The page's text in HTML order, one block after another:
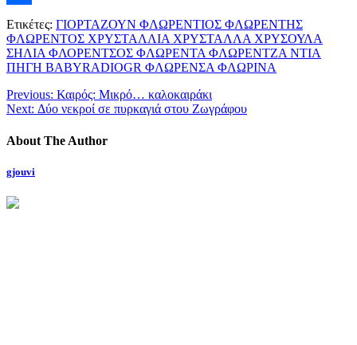
Μοιραστείτε
Ετικέτες: ΓΙΟΡΤΑΖΟΥΝ ΦΛΩΡΕΝΤΙΟΣ ΦΛΩΡΕΝΤΗΣ
ΦΛΩΡΕΝΤΟΣ ΧΡΥΣΤΑΛΛΙΑ ΧΡΥΣΤΑΛΛΑ ΧΡΥΣΟΥΛΑ
ΣΗΛΙΑ ΦΛΟΡΕΝΤΣΟΣ ΦΛΩΡΕΝΤΑ ΦΛΩΡΕΝΤΖΑ ΝΤΙΑ
ΠΗΓΗ BABYRADIOGR ΦΛΩΡΕΝΣΑ ΦΛΩΡΙΝΑ
Previous: Καιρός: Μικρό… καλοκαιράκι
Next: Δύο νεκροί σε πυρκαγιά στου Ζωγράφου
About The Author
gjouvi